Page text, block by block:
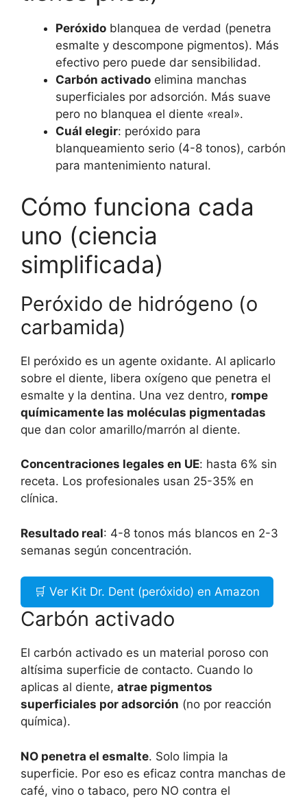
Peróxido blanquea de verdad (penetra
esmalte y descompone pigmentos). Más
efectivo pero puede dar sensibilidad.
Carbón activado elimina manchas
superficiales por adsorción. Más suave
pero no blanquea el diente «real».
Cuál elegir: peróxido para
blanqueamiento serio (4-8 tonos), carbón
para mantenimiento natural.
Cómo funciona cada
uno (ciencia
simplificada)
Peróxido de hidrógeno (o
carbamida)
El peróxido es un agente oxidante. Al aplicarlo
sobre el diente, libera oxígeno que penetra el
esmalte y la dentina. Una vez dentro, rompe
químicamente las moléculas pigmentadas
que dan color amarillo/marrón al diente.
Concentraciones legales en UE: hasta 6% sin
receta. Los profesionales usan 25-35% en
clínica.
Resultado real: 4-8 tonos más blancos en 2-3
semanas según concentración.
🛒 Ver Kit Dr. Dent (peróxido) en Amazon
Carbón activado
El carbón activado es un material poroso con
altísima superficie de contacto. Cuando lo
aplicas al diente, atrae pigmentos
superficiales por adsorción (no por reacción
química).
NO penetra el esmalte. Solo limpia la
superficie. Por eso es eficaz contra manchas de
café, vino o tabaco, pero NO contra el